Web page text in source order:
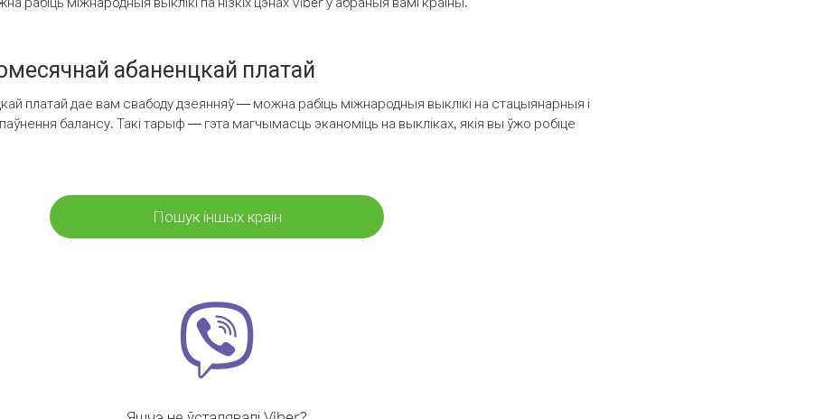
абаненцкай платай
платай дае вам свабоду дзеянняў — можна рабіць міжнародныя выклікі на стацыянарныя і
балансу. Такі тарыф — гэта магчымасць эканоміць на выкліках, якія вы ўжо робіце
Пошук іншых краін